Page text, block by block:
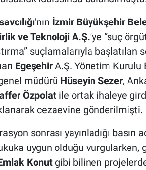
’nın İzmir Büyükşehir
ve Teknoloji A.Ş.’ye “suç
suçlamalarıyla başlatılan
EgeşehirA.Ş. Yönetim Kurulu
müdürü Hüseyin Sezer,
Özpolatile ortak ihaleye
cezaevine gönderilmişti.
sonrası yayınladığı basın
uygun olduğu vurgularken,
Konut gibi bilinen